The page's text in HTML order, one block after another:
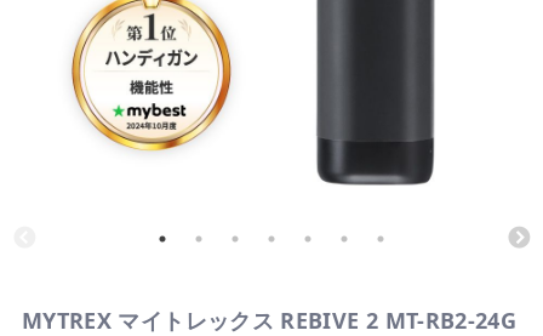
MYTREX マイトレックス REBIVE 2 MT-RB2-24G